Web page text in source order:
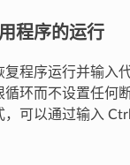
程序的运行
复程序运行并输入
环而不设置任何
，可以通过输入